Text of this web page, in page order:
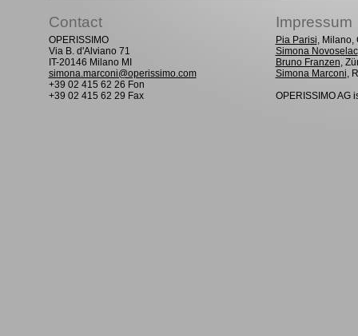
Contact Impressum
OPERISSIMO
Via B. d'Alviano 71
IT-20146 Milano MI
simona.marconi@operissimo.com
+39 02 415 62 26 Fon
+39 02 415 62 29 Fax
Pia Parisi, Milano,
Simona Novoselac
Bruno Franzen,
Simona Marconi,
OPERISSIMO AG